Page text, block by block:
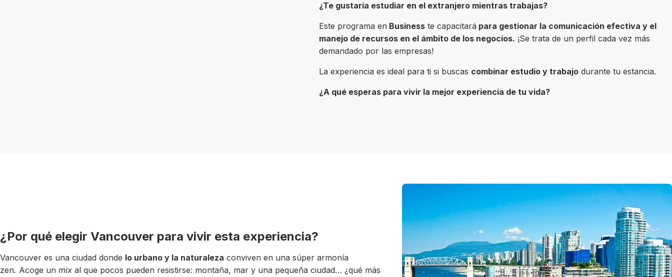
¿Te gustaría estudiar en el extranjero mientras trabajas?
Este programa en Businesste capacitará para gestionar la comunicación efectiva y el
manejo de recursos en el ámbito de los negocios. ¡Se trata de un perfil cada vez más
demandado por las empresas!
La experiencia es ideal para ti si buscas combinar estudio y trabajodurante tu estancia.
¿A qué esperas para vivir la mejor experiencia de tu vida?
¿Por qué elegir Vancouver para vivir esta experiencia?
Vancouver es una ciudad donde lo urbano y la naturaleza conviven en una súper armonía
zen. Acoge un mix al que pocos pueden resistirse: montaña, mar y una pequeña ciudad… ¿qué más